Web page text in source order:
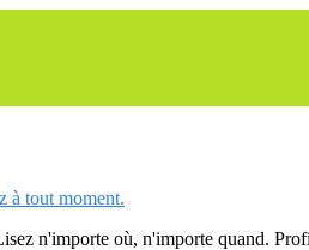
à tout moment.
n'importe où, n'importe quand.